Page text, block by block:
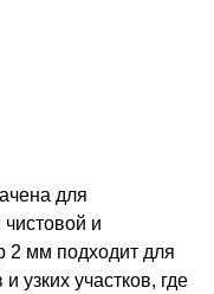
для
и
2 мм подходит для
узких участков, где